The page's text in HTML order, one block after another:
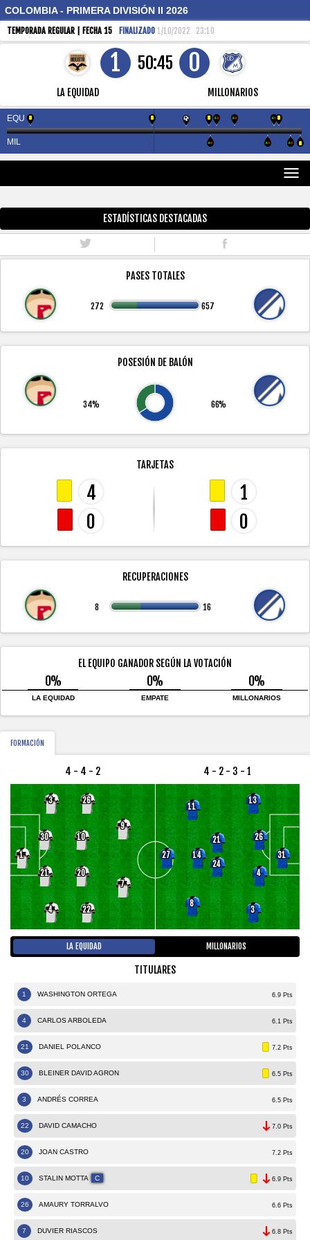
COLOMBIA - PRIMERA DIVISIÓN II 2026
TEMPORADA REGULAR | FECHA 15 FINALIZADO
50:45
1/10/2022 23:10
LA EQUIDAD
1
MILLONARIOS
0
EQU
MIL
ESTADÍSTICAS DESTACADAS
PASES TOTALES
272 657
POSESIÓN DE BALÓN
34% 66%
TARJETAS
4
0
1
0
RECUPERACIONES
8 16
EL EQUIPO GANADOR SEGÚN LA VOTACIÓN
0% 0% 0%
LA EQUIDAD EMPATE MILLONARIOS
FORMACIÓN
4 - 4 - 2
1
3
30
21
4
26
10
20
22
9
7
4 - 2 - 3 - 1
31
13
26
4
3
21
24
11
14
8
27
LA EQUIDAD MILLONARIOS
TITULARES
1 WASHINGTON ORTEGA 6.9 Pts
4 CARLOS ARBOLEDA 6.1 Pts
21 DANIEL POLANCO 7.2 Pts
30 BLEINER DAVID AGRON 6.5 Pts
3 ANDRÉS CORREA 6.5 Pts
22 DAVID CAMACHO 7.0 Pts
20 JOAN CASTRO 7.2 Pts
10 STALIN MOTTA C 6.9 Pts
26 AMAURY TORRALVO 6.6 Pts
7 DUVIER RIASCOS 6.8 Pts